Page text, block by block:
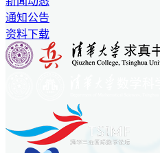
通知公告
资料下载